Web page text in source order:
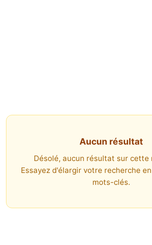
Aucun résultat
Désolé, aucun résultat sur cette
Essayez d'élargir votre recherche
mots-clés.